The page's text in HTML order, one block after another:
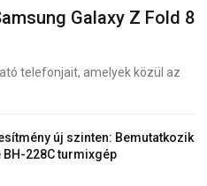
Galaxy Z Fold 8
telefonjait, amelyek közül az
új szinten: Bemutatkozik
BH-228C turmixgép